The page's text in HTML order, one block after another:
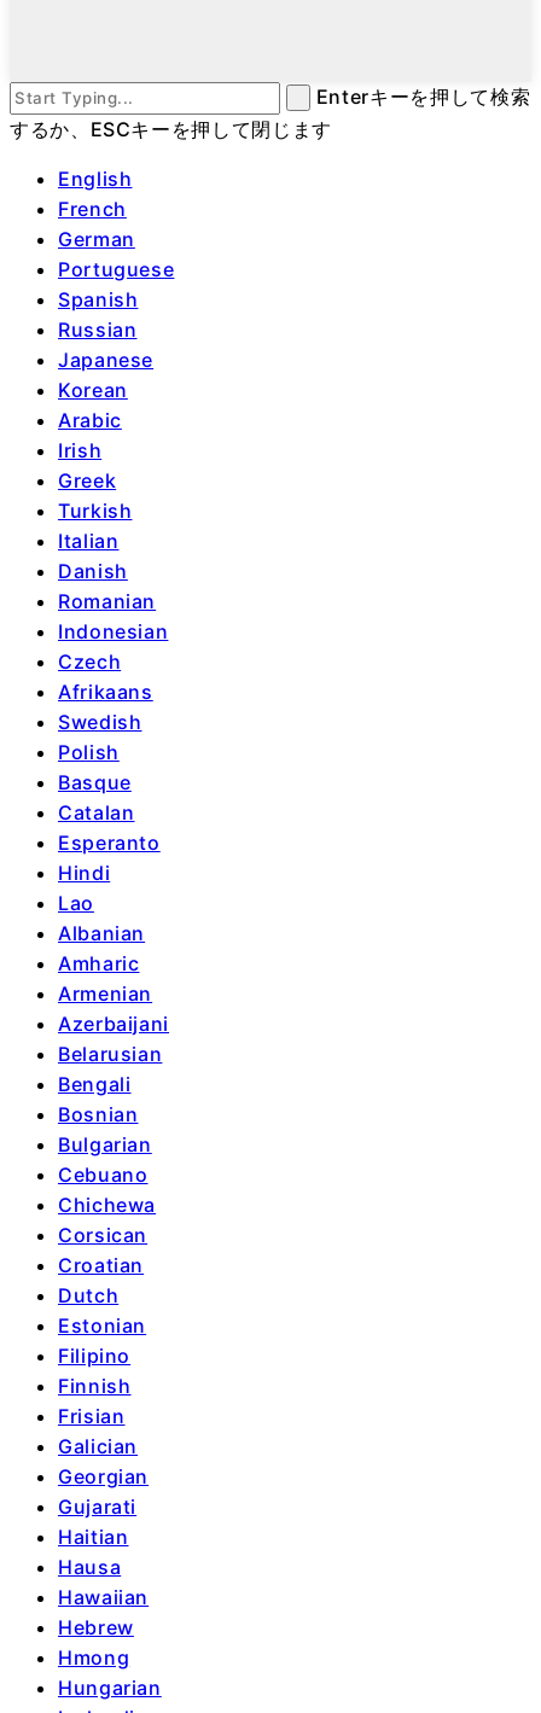
Enterキーを押して検索
するか、ESCキーを押して閉じます
English
French
German
Portuguese
Spanish
Russian
Japanese
Korean
Arabic
Irish
Greek
Turkish
Italian
Danish
Romanian
Indonesian
Czech
Afrikaans
Swedish
Polish
Basque
Catalan
Esperanto
Hindi
Lao
Albanian
Amharic
Armenian
Azerbaijani
Belarusian
Bengali
Bosnian
Bulgarian
Cebuano
Chichewa
Corsican
Croatian
Dutch
Estonian
Filipino
Finnish
Frisian
Galician
Georgian
Gujarati
Haitian
Hausa
Hawaiian
Hebrew
Hmong
Hungarian